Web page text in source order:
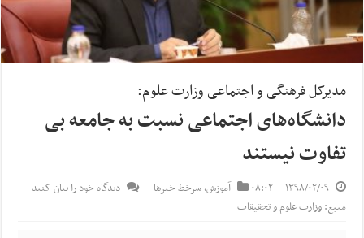
مدیرکل فرهنگی و اجتماعی وزارت علوم:
دانشگاه‌های اجتماعی نسبت به جامعه بی
تفاوت نیستند
۱۳۹۸/۰۲/۰۹ ۰۸:۰۲ آموزش,سرخط خبرها
دیدگاه خود را بیان کنید
منبع: وزارت علوم و تحقیقات